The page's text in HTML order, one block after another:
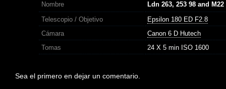
Nombre
Ldn 263, 253 98 and M22
Telescopio / Objetivo
Epsilon 180 ED F2.8
Cámara
Canon 6 D Hutech
Tomas
24 X 5 min ISO 1600
Sea el primero en dejar un comentario.